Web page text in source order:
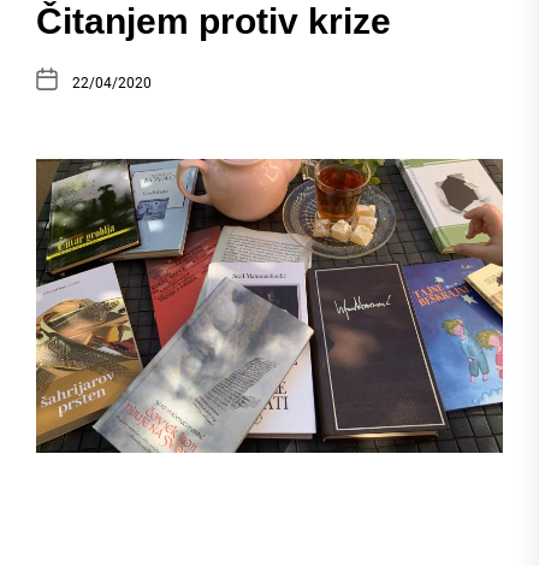
Čitanjem protiv krize
22/04/2020